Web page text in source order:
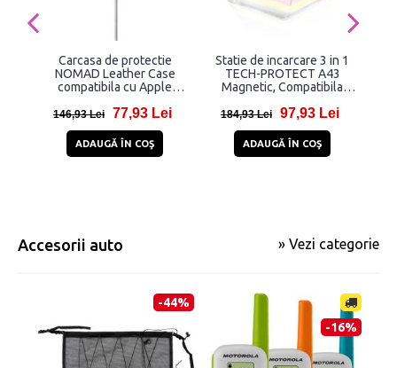
Carcasa de protectie
NOMAD Leather Case
compatibila cu Apple
146,93 Lei 77,93 Lei
ADAUGĂ ÎN COŞ
Statie de incarcare 3 in 1
TECH-PROTECT A43
Magnetic, Compatibila
15W, Cablu USB-C 1m
184,93 Lei 97,93 Lei
ADAUGĂ ÎN COŞ
Accesorii auto » Vezi categorie
-44%
-16%